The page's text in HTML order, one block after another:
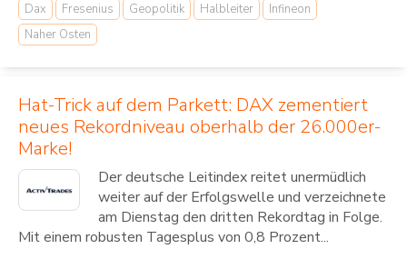
Dax Fresenius Geopolitik Halbleiter
Infineon
Naher Osten
Hat-Trick auf dem Parkett: DAX zementiert
neues Rekordniveau oberhalb der 26.000er-
Marke!
Der deutsche Leitindex reitet unermüdlich
weiter auf der Erfolgswelle und verzeichnete
am Dienstag den dritten Rekordtag in Folge.
Mit einem robusten Tagesplus von 0,8 Prozent...